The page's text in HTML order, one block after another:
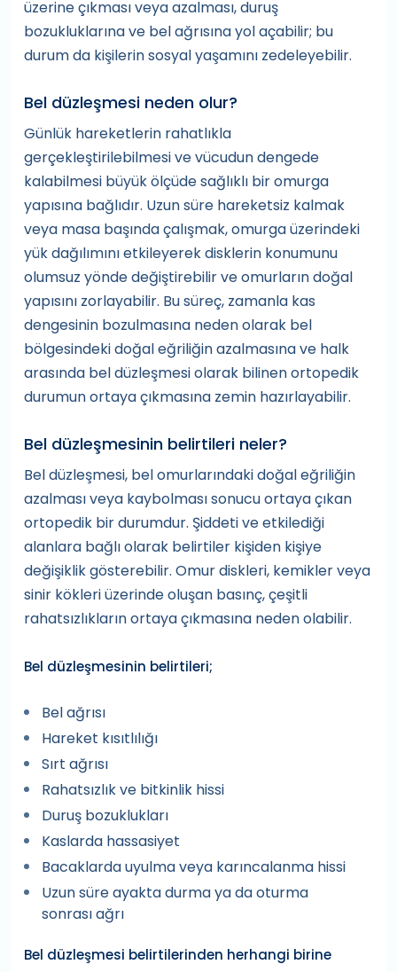
üzerine çıkması veya azalması, duruş
bozukluklarına ve bel ağrısına yol açabilir; bu
durum da kişilerin sosyal yaşamını zedeleyebilir.
Bel düzleşmesi neden olur?
Günlük hareketlerin rahatlıkla
gerçekleştirilebilmesi ve vücudun dengede
kalabilmesi büyük ölçüde sağlıklı bir omurga
yapısına bağlıdır. Uzun süre hareketsiz kalmak
veya masa başında çalışmak, omurga üzerindeki
yük dağılımını etkileyerek disklerin konumunu
olumsuz yönde değiştirebilir ve omurların doğal
yapısını zorlayabilir. Bu süreç, zamanla kas
dengesinin bozulmasına neden olarak bel
bölgesindeki doğal eğriliğin azalmasına ve halk
arasında bel düzleşmesi olarak bilinen ortopedik
durumun ortaya çıkmasına zemin hazırlayabilir.
Bel düzleşmesinin belirtileri neler?
Bel düzleşmesi, bel omurlarındaki doğal eğriliğin
azalması veya kaybolması sonucu ortaya çıkan
ortopedik bir durumdur. Şiddeti ve etkilediği
alanlara bağlı olarak belirtiler kişiden kişiye
değişiklik gösterebilir. Omur diskleri, kemikler veya
sinir kökleri üzerinde oluşan basınç, çeşitli
rahatsızlıkların ortaya çıkmasına neden olabilir.
Bel düzleşmesinin belirtileri;
Bel ağrısı
Hareket kısıtlılığı
Sırt ağrısı
Rahatsızlık ve bitkinlik hissi
Duruş bozuklukları
Kaslarda hassasiyet
Bacaklarda uyulma veya karıncalanma hissi
Uzun süre ayakta durma ya da oturma
sonrası ağrı
Bel düzleşmesi belirtilerinden herhangi birine